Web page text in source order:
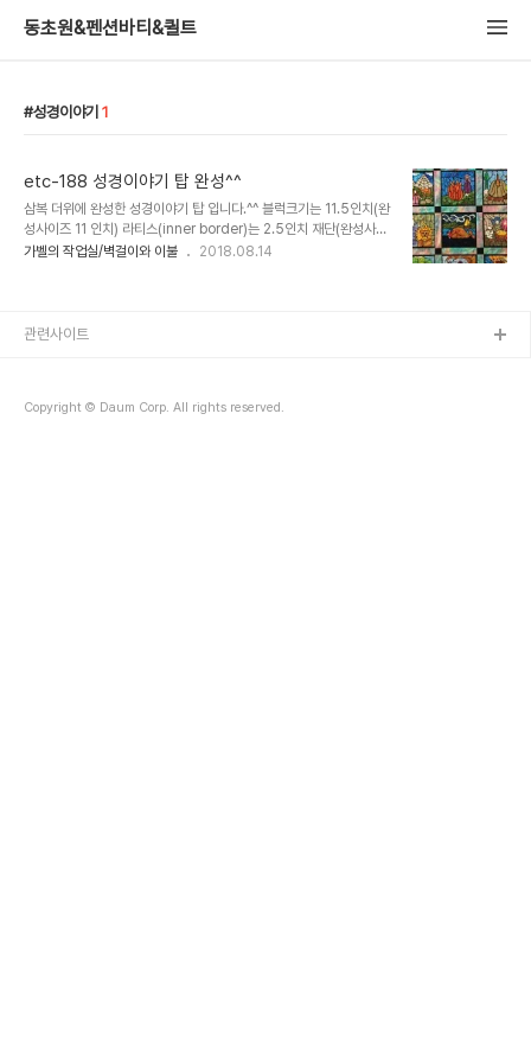
동초원&펜션바티&퀼트
성경이야기 1
etc-188 성경이야기 탑 완성^^
삼복 더위에 완성한 성경이야기 탑 입니다.^^ 블럭크기는 11.5인치(완
성사이즈 11 인치) 라티스(inner border)는 2.5인치 재단(완성사이
즈 2인치)입니다. 원작은 3.5인치 재단인데 너무 넓은것 같아서 2.5
가벨의 작업실/벽걸이와 이불 2018.08.14
Copyright © Daum Corp. All rights reserved.
관련사이트